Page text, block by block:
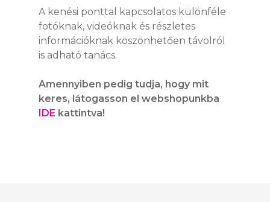
A kenési ponttal kapcsolatos különféle
fotóknak, videóknak és részletes
információknak köszönhetően távolról
is adható tanács.
Amennyiben pedig tudja, hogy mit
keres, látogasson el webshopunkba
IDE kattintva!
SIMALUBE